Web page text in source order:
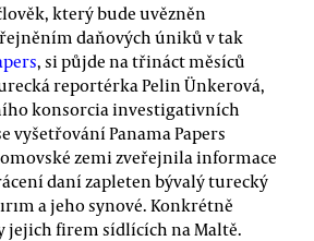
který bude uvězněn
daňových úniků v tak
, si půjde na třináct měsíců
reportérka Pelin Ünkerová,
konsorcia investigativních
vyšetřování Panama Papers
zemi zveřejnila informace
daní zapleten bývalý turecký
a jeho synové. Konkrétně
jejich firem sídlících na Maltě.